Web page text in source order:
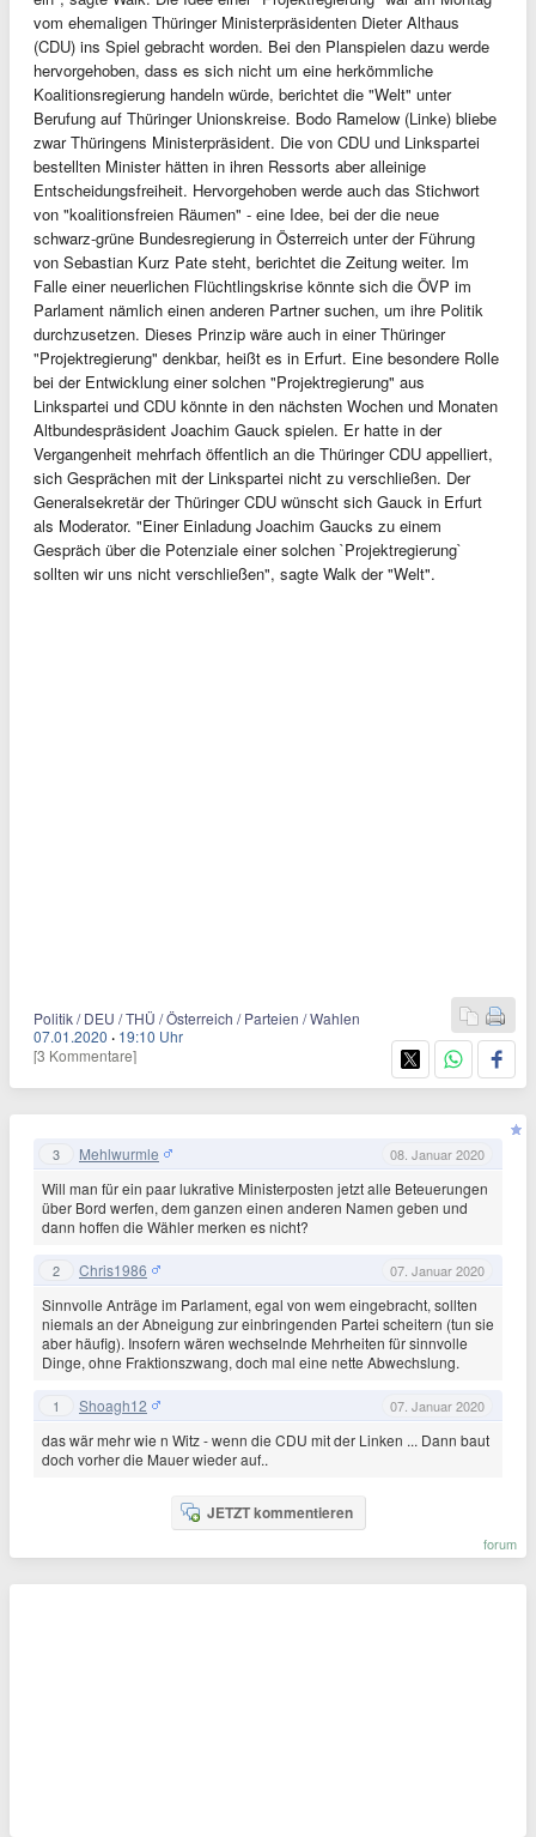
vom ehemaligen Thüringer Ministerpräsidenten Dieter Althaus
(CDU) ins Spiel gebracht worden. Bei den Planspielen dazu werde
hervorgehoben, dass es sich nicht um eine herkömmliche
Koalitionsregierung handeln würde, berichtet die "Welt" unter
Berufung auf Thüringer Unionskreise. Bodo Ramelow (Linke) bliebe
zwar Thüringens Ministerpräsident. Die von CDU und Linkspartei
bestellten Minister hätten in ihren Ressorts aber alleinige
Entscheidungsfreiheit. Hervorgehoben werde auch das Stichwort
von "koalitionsfreien Räumen" - eine Idee, bei der die neue
schwarz-grüne Bundesregierung in Österreich unter der Führung
von Sebastian Kurz Pate steht, berichtet die Zeitung weiter. Im
Falle einer neuerlichen Flüchtlingskrise könnte sich die ÖVP im
Parlament nämlich einen anderen Partner suchen, um ihre Politik
durchzusetzen. Dieses Prinzip wäre auch in einer Thüringer
"Projektregierung" denkbar, heißt es in Erfurt. Eine besondere Rolle
bei der Entwicklung einer solchen "Projektregierung" aus
Linkspartei und CDU könnte in den nächsten Wochen und Monaten
Altbundespräsident Joachim Gauck spielen. Er hatte in der
Vergangenheit mehrfach öffentlich an die Thüringer CDU appelliert,
sich Gesprächen mit der Linkspartei nicht zu verschließen. Der
Generalsekretär der Thüringer CDU wünscht sich Gauck in Erfurt
als Moderator. "Einer Einladung Joachim Gaucks zu einem
Gespräch über die Potenziale einer solchen `Projektregierung`
sollten wir uns nicht verschließen", sagte Walk der "Welt".
Politik / DEU / THÜ / Österreich / Parteien / Wahlen
07.01.2020 · 19:10 Uhr
[3 Kommentare]
3 Mehlwurmle 08. Januar 2020
Will man für ein paar lukrative Ministerposten jetzt alle Beteuerungen
über Bord werfen, dem ganzen einen anderen Namen geben und
dann hoffen die Wähler merken es nicht?
2 Chris1986 07. Januar 2020
Sinnvolle Anträge im Parlament, egal von wem eingebracht, sollten
niemals an der Abneigung zur einbringenden Partei scheitern (tun sie
aber häufig). Insofern wären wechselnde Mehrheiten für sinnvolle
Dinge, ohne Fraktionszwang, doch mal eine nette Abwechslung.
1 Shoagh12 07. Januar 2020
das wär mehr wie n Witz - wenn die CDU mit der Linken ... Dann baut
doch vorher die Mauer wieder auf..
JETZT kommentieren
forum